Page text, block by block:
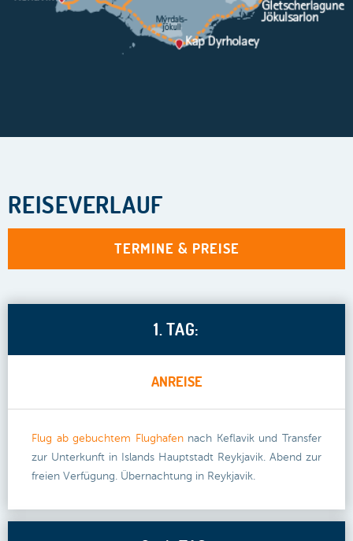
REISEVERLAUF
TERMINE & PREISE
1. TAG:
ANREISE
Flug ab gebuchtem Flughafennach Keflavik und Transfer
zur Unterkunft in Islands Hauptstadt Reykjavik. Abend zur
freien Verfügung. Übernachtung in Reykjavik.